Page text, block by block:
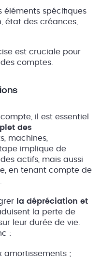
éléments spécifiques
état des créances,
est cruciale pour
comptes.
il est essentiel
des
machines,
implique de
actifs, mais aussi
en tenant compte de
la dépréciation et
la perte de
leur durée de vie.
:
amortissements ;